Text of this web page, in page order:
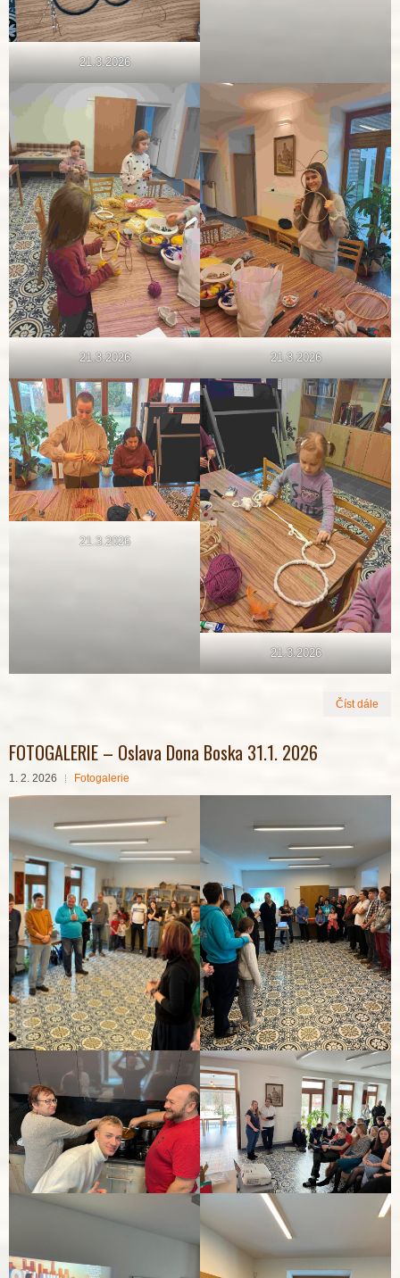
21.3.2026
21.3.2026 21.3.2026
21.3.2026
21.3.2026
Číst dále
FOTOGALERIE – Oslava Dona Boska 31.1. 2026
1. 2. 2026 Fotogalerie